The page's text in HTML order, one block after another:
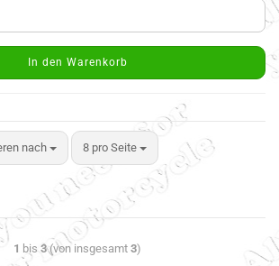
In den Warenkorb
nach 8 pro Seite
1 bis 3(von insgesamt 3)